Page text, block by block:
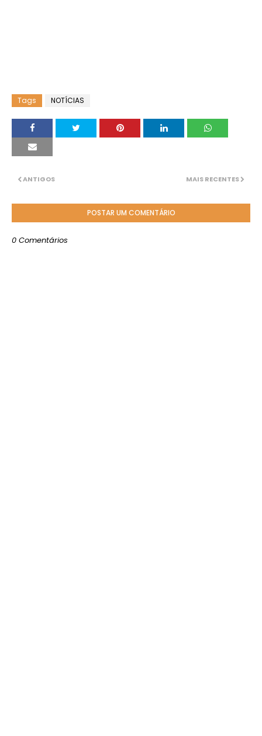
Tags NOTÍCIAS
MAIS RECENTES
ANTIGOS
POSTAR UM COMENTÁRIO
0 Comentários